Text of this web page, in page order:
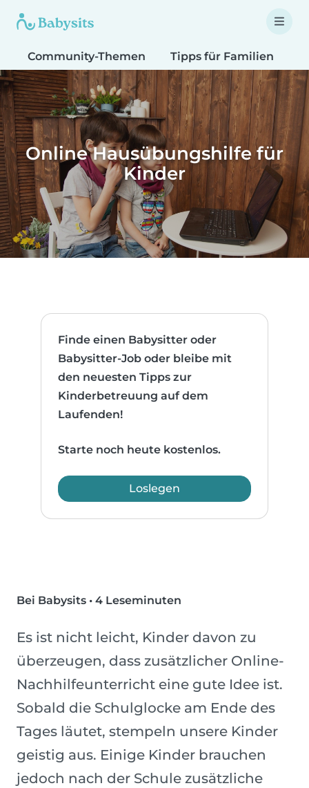
Community-Themen Tipps für Familien
Online Hausübungshilfe für
Kinder
Finde einen Babysitter oder
Babysitter-Job oder bleibe mit
den neuesten Tipps zur
Kinderbetreuung auf dem
Laufenden!
Starte noch heute kostenlos.
Loslegen
Bei Babysits • 4 Leseminuten
Es ist nicht leicht, Kinder davon zu
überzeugen, dass zusätzlicher Online-
Nachhilfeunterricht eine gute Idee ist.
Sobald die Schulglocke am Ende des
Tages läutet, stempeln unsere Kinder
geistig aus. Einige Kinder brauchen
jedoch nach der Schule zusätzliche